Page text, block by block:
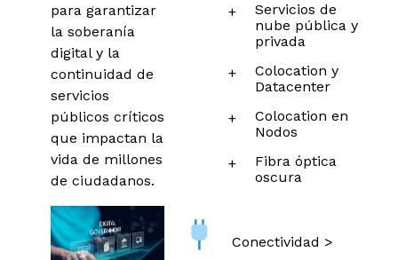
para garantizar
la soberanía
digital y la
continuidad de
servicios
públicos críticos
que impactan la
vida de millones
de ciudadanos.
Servicios de
nube pública y
privada
Colocation y
Datacenter
Colocation en
Nodos
Fibra óptica
oscura
Conectividad >